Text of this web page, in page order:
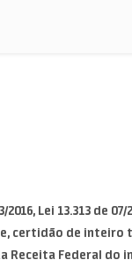
Lei 13.313 de
certidão de inteiro
Receita Federal